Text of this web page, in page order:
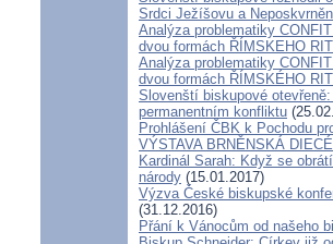
Srdci Ježíšovu a
Analýza problematiky
dvou formách ŘÍMSKEHO
Analýza problematiky
dvou formách ŘÍMSKÉHO
Slovenští biskupové
permanentním konfliktu
Prohlášení ČBK k Pochodu
VÝSTAVA BRNĚNSKÁ
Kardinál Sarah: Když se
národy (15.01.2017)
Výzva České biskupské
(31.12.2016)
Přání k Vánocům od našeho